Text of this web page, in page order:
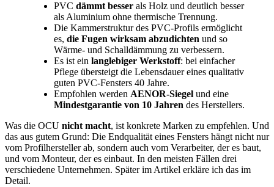
PVC dämmt besser als Holz und deutlich besser
als Aluminium ohne thermische Trennung.
Die Kammerstruktur des PVC-Profils ermöglicht
es, die Fugen wirksam abzudichten und so
Wärme- und Schalldämmung zu verbessern.
Es ist ein langlebiger Werkstoff: bei einfacher
Pflege übersteigt die Lebensdauer eines qualitativ
guten PVC-Fensters 40 Jahre.
Empfohlen werden AENOR-Siegel und eine
Mindestgarantie von 10 Jahren des Herstellers.
Was die OCU nicht macht, ist konkrete Marken zu empfehlen. Und
das aus gutem Grund: Die Endqualität eines Fensters hängt nicht nur
vom Profilhersteller ab, sondern auch vom Verarbeiter, der es baut,
und vom Monteur, der es einbaut. In den meisten Fällen drei
verschiedene Unternehmen. Später im Artikel erkläre ich das im
Detail.